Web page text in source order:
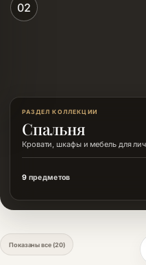
02
РАЗДЕЛ КОЛЛЕКЦИИ
Спальня
Кровати, шкафы и мебель для
9 предметов
Показаны все (20)